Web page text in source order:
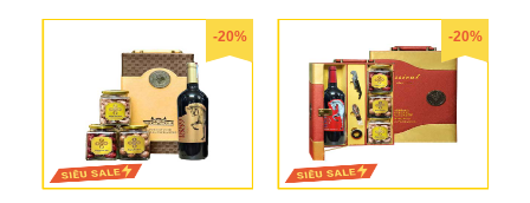
-20% -20%